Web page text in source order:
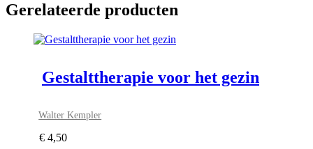
Gerelateerde producten
Gestalttherapie voor het gezin
Walter Kempler
€ 4,50